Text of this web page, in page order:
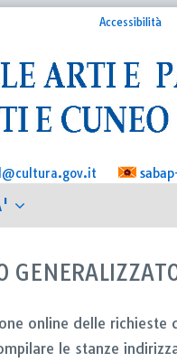
Accessibilità
online delle richieste
le stanze